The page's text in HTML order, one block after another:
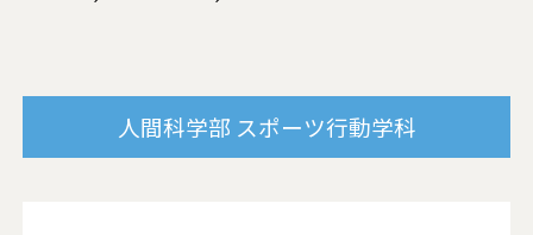
人間科学部 スポーツ行動学科